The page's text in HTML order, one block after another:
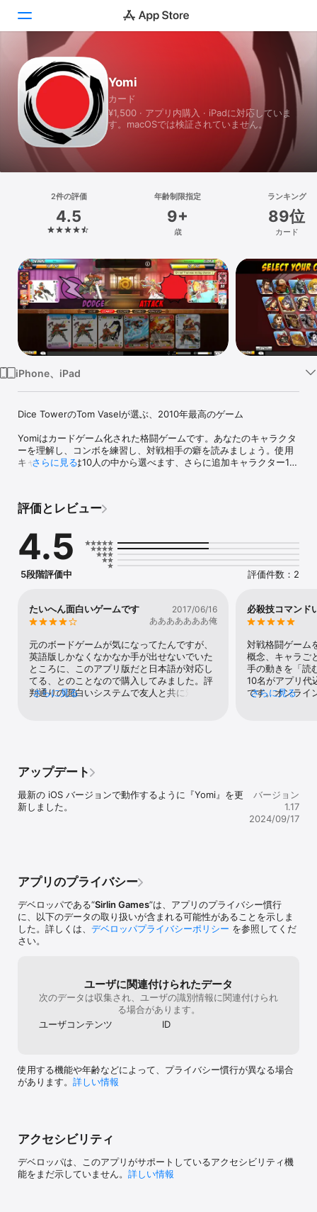
Today
アプリ
Arcade
検索
プラットフォーム
iPhone
iPad
Mac
Vision
Watch
Yomi
カード
¥1,500 · アプリ内購入 · iPadに対応していま
す。macOSでは検証されていません。
2件の評価
4.5
年齢制限指定
9+
歳
ランキング
89位
カード
iPhone、iPad
Dice TowerのTom Vaselが選ぶ、2010年最高のゲーム
Yomiはカードゲーム化された格闘ゲームです。あなたのキャラクタ
ーを理解し、コンボを練習し、対戦相手の癖を読みましょう。使用
キャラクターは10人の中から選べます、さらに追加キャラクター10
の部分を抽出しています。Yomiの開発者はストリートファイターⅡ
ヤーの一人として長年格闘ゲームに関わってきました。Yomiそれ自
体も戦略カードゲームとして何年にも渡ってトーナメントが開催さ
れています。では、練習しましょう！
･10キャラクターのデッキ(さらに追加10キャラが購入可能)
･多くのAIと連戦するサバイバルモード
･初心者のためのチュートリアル
web版とプラットフォーム横断的な対戦が可能
･オンラインランキング: Studentランクから始まり、Masterランク
へと昇格していく
･あなたのプレイをリプレイ保存可能、またトップランカーを含めた
全てのプレイヤーのリプレイを観戦可能
FacebookやTwitterでSirlinGamesをフォロー:
@SirlinGames
さらに見る
評価とレビュー
4.5
5段階評価中 評価件数：2
たいへん面白いゲームです
2017/06/16
あああああああ俺
元のボードゲームが気になってたんですが、
英語版しかなくなかなか手が出せないでいた
ところに、このアプリ版だと日本語が対応し
てる、とのことなので購入してみました。評
判通りの面白いシステムで友人と共に対戦を
さらに見る
必殺技コマンド
対戦格闘ゲーム
概念、キャラご
手の動きを「読
10名がアプリ代
です。オンライ
さらに見る
アップデート
最新の iOS バージョンで動作するように『Yomi』を更
新しました。
バージョン
1.17
2024/09/17
アプリのプライバシー
デベロッパである“Sirlin Games”は、アプリのプライバシー慣行
に、以下のデータの取り扱いが含まれる可能性があることを示しま
した。詳しくは、 デベロッパプライバシーポリシー を参照してくだ
さい。
ユーザに関連付けられたデータ
次のデータは収集され、ユーザの識別情報に関連付けられ
る場合があります。
ユーザコンテンツ
ID
使用する機能や年齢などによって、プライバシー慣行が異なる場合
があります。 詳しい情報
アクセシビリティ
デベロッパは、このアプリがサポートしているアクセシビリティ機
能をまだ示していません。 詳しい情報